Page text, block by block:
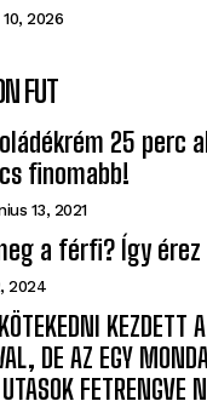
10, 2026
FUT
25 perc
finomabb!
13, 2021
a férfi? Így
2024
KEZDETT
DE AZ EGY
FETRENGVE